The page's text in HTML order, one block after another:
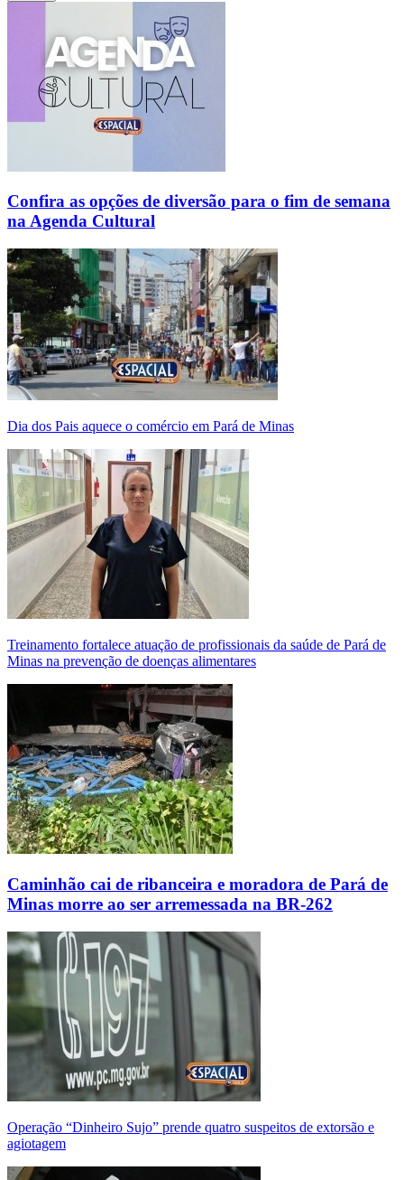
Confira as opções de diversão para o fim de semana
na Agenda Cultural
Dia dos Pais aquece o comércio em Pará de Minas
Treinamento fortalece atuação de profissionais da saúde de Pará de
Minas na prevenção de doenças alimentares
Caminhão cai de ribanceira e moradora de Pará de
Minas morre ao ser arremessada na BR-262
Operação “Dinheiro Sujo” prende quatro suspeitos de extorsão e
agiotagem